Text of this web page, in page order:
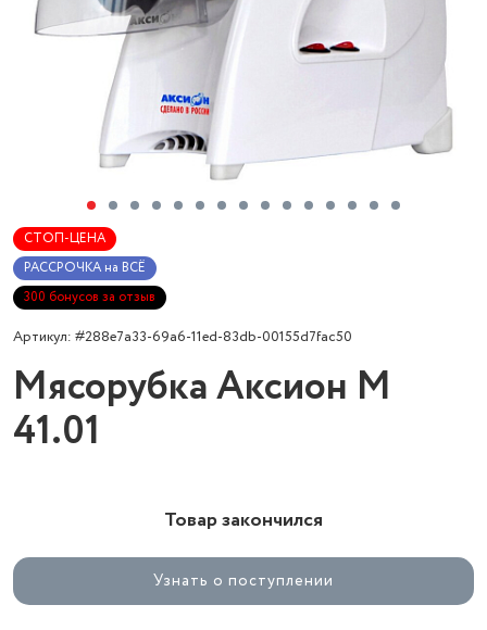
СТОП-ЦЕНА
РАССРОЧКА на ВСЁ
300 бонусов за отзыв
Артикул: #288e7a33-69a6-11ed-83db-00155d7fac50
Мясорубка Аксион М
41.01
Товар закончился
Узнать о поступлении